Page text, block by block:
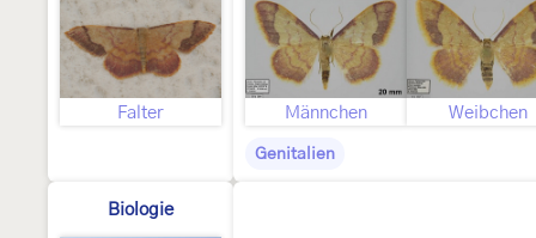
Falter Männchen Weibchen
Genitalien
Biologie